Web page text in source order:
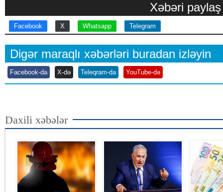
Xəbəri paylaş
Facebook X Whatsapp Telegram
Digər maraqlı xəbərləri buradan izləyin
Facebook-da X-də Teleqram-da YouTube-də
Daxili xəbələr